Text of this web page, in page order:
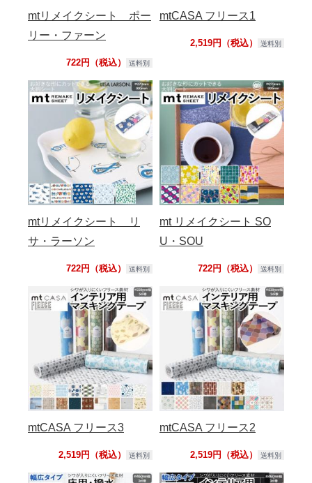
mtリメイクシート ポー
リー・ファーン
722円（税込） 送料別
mtCASA フリース1
2,519円（税込） 送料別
mtリメイクシート リ
サ・ラーソン
722円（税込） 送料別
mt リメイクシート SO
U・SOU
722円（税込） 送料別
mtCASA フリース3
2,519円（税込） 送料別
mtCASA フリース2
2,519円（税込） 送料別